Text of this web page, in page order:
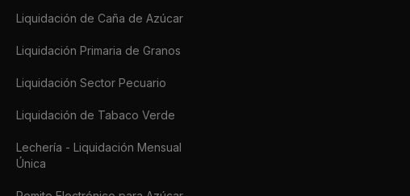
Liquidación de Caña de Azúcar
Liquidación Primaria de Granos
Liquidación Sector Pecuario
Liquidación de Tabaco Verde
Lechería - Liquidación Mensual
Única